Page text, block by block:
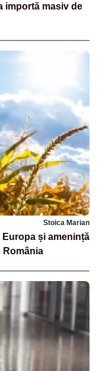
importă masiv de
Stoica Marian
și amenință
România